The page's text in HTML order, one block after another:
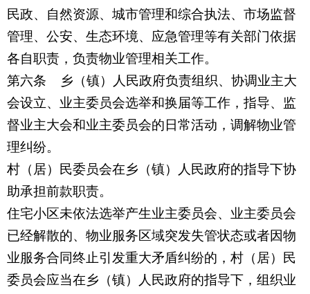
民政、自然资源、城市管理和综合执法、市场监督
管理、公安、生态环境、应急管理等有关部门依据
各自职责，负责物业管理相关工作。
第六条 乡（镇）人民政府负责组织、协调业主大
会设立、业主委员会选举和换届等工作，指导、监
督业主大会和业主委员会的日常活动，调解物业管
理纠纷。
村（居）民委员会在乡（镇）人民政府的指导下协
助承担前款职责。
住宅小区未依法选举产生业主委员会、业主委员会
已经解散的、物业服务区域突发失管状态或者因物
业服务合同终止引发重大矛盾纠纷的，村（居）民
委员会应当在乡（镇）人民政府的指导下，组织业